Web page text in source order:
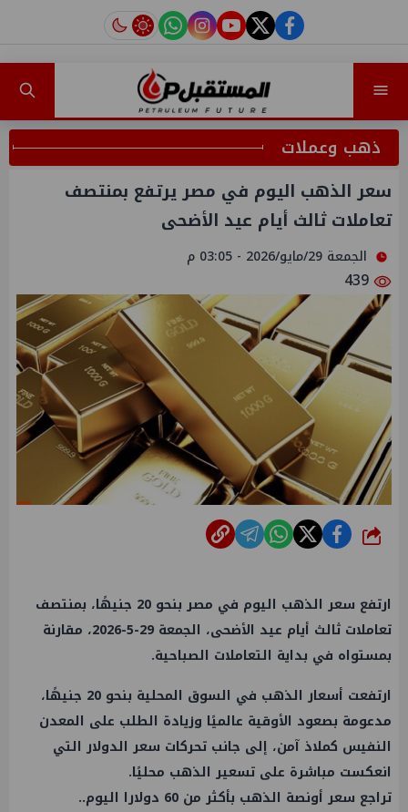
facebook
twitter
youtube
instagram
tiktok
ذهب وعملات
سعر الذهب اليوم في مصر يرتفع بمنتصف
تعاملات ثالث أيام عيد الأضحى
الجمعة 29/مايو/2026 - 03:05 م
شارك
ارتفع سعر الذهب اليوم في مصر بنحو 20 جنيهًا، بمنتصف
تعاملات ثالث أيام عيد الأضحى، الجمعة 29-5-2026، مقارنة
بمستواه في بداية التعاملات الصباحية.
ارتفعت أسعار الذهب في السوق المحلية بنحو 20 جنيهًا،
مدعومة بصعود الأوقية عالميًا وزيادة الطلب على المعدن
النفيس كملاذ آمن، إلى جانب تحركات سعر الدولار التي
انعكست مباشرة على تسعير الذهب محليًا.
تراجع سعر أونصة الذهب بأكثر من 60 دولارا اليوم..